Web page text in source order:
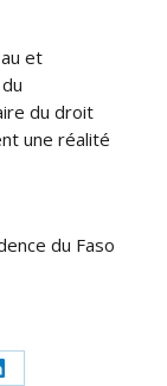
et
du droit
une réalité
du Faso